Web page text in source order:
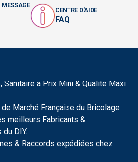
MESSAGE
CENTRE D'AIDE
FAQ
Sanitaire à Prix Mini & Qualité Maxi
Marché Française du Bricolage
meilleurs Fabricants &
DIY.
& Raccords expédiées chez